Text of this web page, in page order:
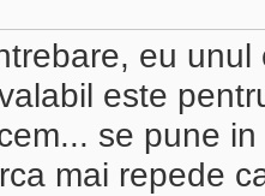
eu unul
este
se pune
mai repede